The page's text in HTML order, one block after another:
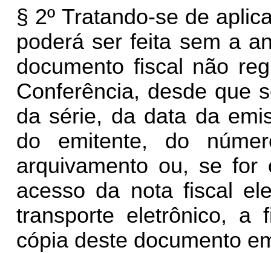
§ 2º Tratando-se de
poderá ser feita sem a
documento fiscal não
Conferência, desde que
da série, da data da
do emitente, do
arquivamento ou, se
acesso da nota fiscal
transporte eletrônico, a
cópia deste documento